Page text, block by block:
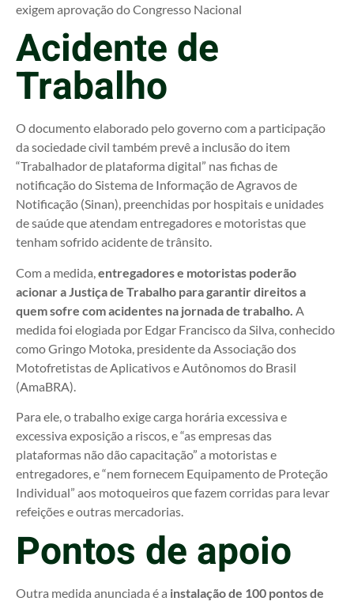
exigem aprovação do Congresso Nacional
Acidente de
Trabalho
O documento elaborado pelo governo com a participação
da sociedade civil também prevê a inclusão do item
“Trabalhador de plataforma digital” nas fichas de
notificação do Sistema de Informação de Agravos de
Notificação (Sinan), preenchidas por hospitais e unidades
de saúde que atendam entregadores e motoristas que
tenham sofrido acidente de trânsito.
Com a medida, entregadores e motoristas poderão
acionar a Justiça de Trabalho para garantir direitos a
quem sofre com acidentes na jornada de trabalho. A
medida foi elogiada por Edgar Francisco da Silva, conhecido
como Gringo Motoka, presidente da Associação dos
Motofretistas de Aplicativos e Autônomos do Brasil
(AmaBRA).
Para ele, o trabalho exige carga horária excessiva e
excessiva exposição a riscos, e “as empresas das
plataformas não dão capacitação” a motoristas e
entregadores, e “nem fornecem Equipamento de Proteção
Individual” aos motoqueiros que fazem corridas para levar
refeições e outras mercadorias.
Pontos de apoio
Outra medida anunciada é a instalação de 100 pontos de